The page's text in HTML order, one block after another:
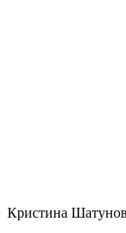
Кристина